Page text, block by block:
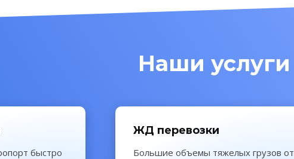
Наши услуги
быстро
ЖД перевозки
Большие объемы тяжелых грузов от